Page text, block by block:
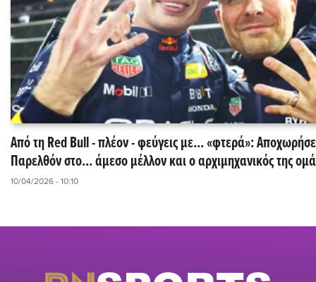
Από τη Red Bull - πλέον - φεύγεις με... «φτερά»: Αποχωρήσεων συνέχεια -
Παρελθόν στο... άμεσο μέλλον και ο αρχιμηχανικός της
10/04/2026 - 10:10